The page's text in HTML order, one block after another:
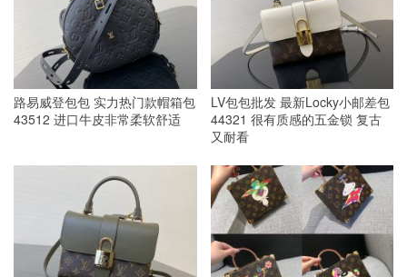
路易威登包包 实力热门款帽箱包
43512 进口牛皮非常柔软舒适
LV包包批发 最新Locky小邮差包
44321 很有质感的五金锁 复古
又耐看